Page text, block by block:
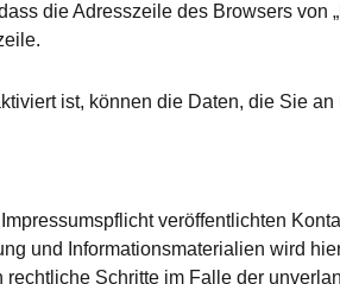
die Adresszeile des Browsers von
ist, können die Daten, die Sie
veröffentlichten
und Informationsmaterialien wird
Schritte im Falle der